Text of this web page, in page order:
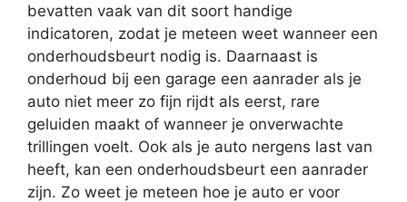
bevatten vaak van dit soort handige
indicatoren, zodat je meteen weet wanneer een
onderhoudsbeurt nodig is. Daarnaast is
onderhoud bij een garage een aanrader als je
auto niet meer zo fijn rijdt als eerst, rare
geluiden maakt of wanneer je onverwachte
trillingen voelt. Ook als je auto nergens last van
heeft, kan een onderhoudsbeurt een aanrader
zijn. Zo weet je meteen hoe je auto er voor